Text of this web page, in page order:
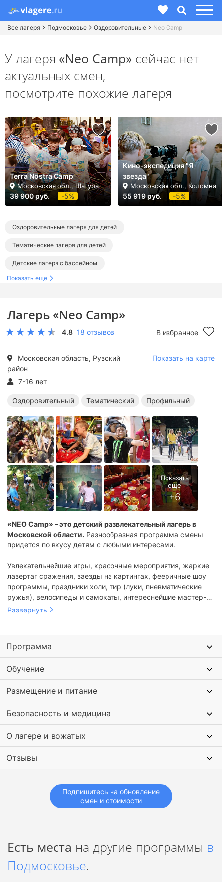
Все лагеря Подмосковье Оздоровительные Neo Camp
Лагерь «Neo Camp»
4.8 18 отзывов В избранное
Московская область, Рузский
район
Показать на карте
7-16 лет
Оздоровительный Тематический Профильный
«NEO Camp» – это детский развлекательный лагерь в
Московской области. Разнообразная программа смены
придется по вкусу детям с любыми интересами.
Увлекательнейшие игры, красочные мероприятия, жаркие
лазертаг сражения, заезды на картингах, фееричные шоу
программы, праздники холи, тир (луки, пневматические
ружья), велосипеды и самокаты, интереснейшие мастер-
классы – все это и многое-много другое ждет этим летом
Развернуть
Программа
Обучение
Размещение и питание
Безопасность и медицина
О лагере и вожатых
Отзывы
Подпишитесь на обновление
смен и стоимости
Есть места на другие программы в
Подмосковье.
У лагеря «Neo Camp» сейчас нет
актуальных смен,
посмотрите похожие лагеря
Terra Nostra Camp
Московская обл., Шатура
39 900 руб. -5%
Кино-экспедиция "Я
звезда"
Московская обл., Коломна
55 919 руб. -5%
Оздоровительные лагеря для детей
Тематические лагеря для детей
Детские лагеря с бассейном
Лагеря для детей в Подмосковье
Оздоровительные лагеря в Подмосковье
Тематические лагеря в Подмосковье
Показать еще